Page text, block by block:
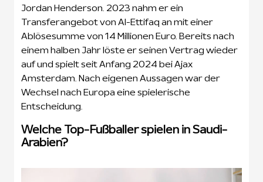
Jordan Henderson. 2023 nahm er ein
Transferangebot von Al-Ettifaq an mit einer
Ablösesumme von 14 Millionen Euro. Bereits nach
einem halben Jahr löste er seinen Vertrag wieder
auf und spielt seit Anfang 2024 bei Ajax
Amsterdam. Nach eigenen Aussagen war der
Wechsel nach Europa eine spielerische
Entscheidung.
Welche Top-Fußballer spielen in Saudi-
Arabien?